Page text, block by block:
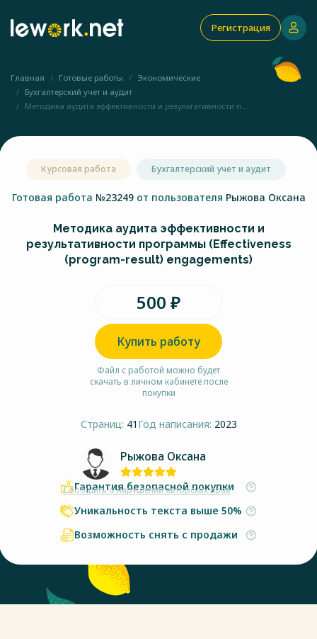
Регистрация
Главная Готовые работы
Экономические
Бухгалтерский учет и аудит
Методика аудита эффективности и результативности п...
Курсовая работа Бухгалтерский учет и аудит
Готовая работа №23249 от пользователя Рыжова Оксана
Методика аудита эффективности и
результативности программы (Effectiveness
(program-result) engagements)
500 ₽
Купить работу
Файл с работой можно будет
скачать в личном кабинете после
покупки
Страниц: 41 Год написания: 2023
Рыжова Оксана
Сообщить о нарушении авторских прав
Гарантия безопасной покупки
Уникальность текста выше 50%
Возможность снять с продажи